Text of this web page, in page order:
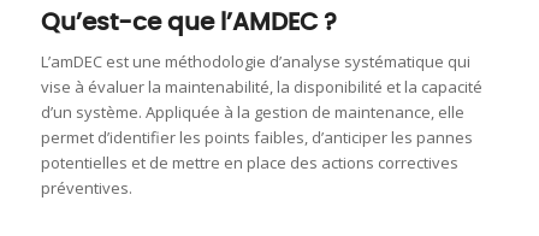
Qu’est-ce que l’AMDEC ?
L’amDEC est une méthodologie d’analyse systématique qui
vise à évaluer la maintenabilité, la disponibilité et la capacité
d’un système. Appliquée à la gestion de maintenance, elle
permet d’identifier les points faibles, d’anticiper les pannes
potentielles et de mettre en place des actions correctives
préventives.